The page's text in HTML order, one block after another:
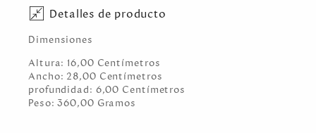
Detalles de producto
Dimensiones
Altura: 16,00 Centímetros
Ancho: 28,00 Centímetros
profundidad: 6,00 Centímetros
Peso:360,00 Gramos